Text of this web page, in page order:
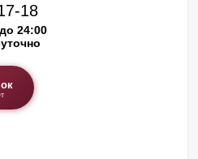
18
24:00